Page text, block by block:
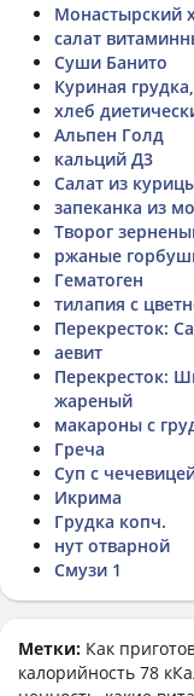
Монастырский
салат
Суши Банито
Куриная
хлеб
Альпен Голд
кальций Д3
Салат из
запеканка из
Творог
ржаные
Гематоген
тилапия с
Перекресток:
аевит
Перекресток:
жареный
макароны с
Греча
Суп с
Икрима
Грудка копч.
нут отварной
Смузи 1
Метки: Как
калорийность 78